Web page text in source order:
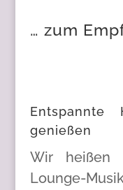
… zum
Entspannte
genießen
Wir heißen
Lounge-